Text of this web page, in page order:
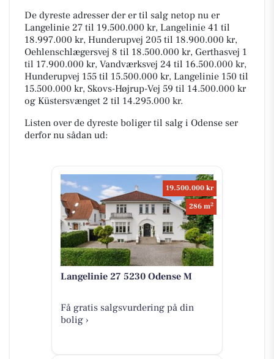
De dyreste adresser der er til salg netop nu er
Langelinie 27 til 19.500.000 kr, Langelinie 41 til
18.997.000 kr, Hunderupvej 205 til 18.900.000 kr,
Oehlenschlægersvej 8 til 18.500.000 kr, Gerthasvej 1
til 17.900.000 kr, Vandværksvej 24 til 16.500.000 kr,
Hunderupvej 155 til 15.500.000 kr, Langelinie 150 til
15.500.000 kr, Skovs-Højrup-Vej 59 til 14.500.000 kr
og Küstersvænget 2 til 14.295.000 kr.
Listen over de dyreste boliger til salg i Odense ser
derfor nu sådan ud:
19.500.000 kr
286 m2
Langelinie 27 5230 Odense M
Få gratis salgsvurdering på din
bolig ›